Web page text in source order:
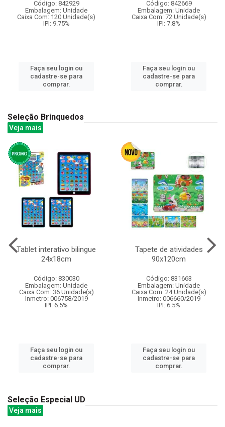
Código: 842929
Embalagem: Unidade
Caixa Com: 120 Unidade(s)
IPI: 9.75%
Faça seu login ou
cadastre-se para
comprar.
Código: 842669
Embalagem: Unidade
Caixa Com: 72 Unidade(s)
IPI: 7.8%
Faça seu login ou
cadastre-se para
comprar.
Seleção Brinquedos
Veja mais
Tablet interativo bilingue
24x18cm
Código: 830030
Embalagem: Unidade
Caixa Com: 36 Unidade(s)
Inmetro: 006758/2019
IPI: 6.5%
Faça seu login ou
cadastre-se para
comprar.
Tapete de atividades
90x120cm
Código: 831663
Embalagem: Unidade
Caixa Com: 24 Unidade(s)
Inmetro: 006660/2019
IPI: 6.5%
Faça seu login ou
cadastre-se para
comprar.
Seleção Especial UD
Veja mais